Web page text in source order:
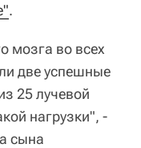
.
мозга во всех
две успешные
25 лучевой
нагрузки", -
сына